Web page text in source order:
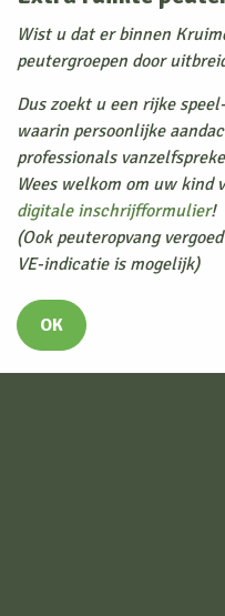
waar kinderen zich
waar ze worden
Bijvoorbeeld door te
schoenen kunnen
veterstrikdiploma
Wist u dat er binnen
peutergroepen door
Dus zoekt u een rijke
waarin persoonlijke
professionals
Wees welkom om uw kind
digitale inschrijfformulier!
(Ook peuteropvang
VE-indicatie is mogelijk)
OK